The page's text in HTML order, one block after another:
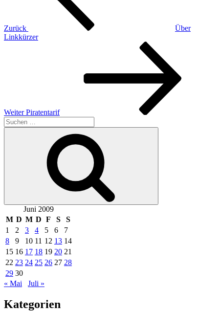
Zurück
Über
Linkkürzer
Weiter Piratentarif
Suchen
nach:
Juni 2009
M D M D F S
S
1
2 3 4 5 6
7
8
9 10 11 12 13 14
15 16 17 18 19 20 21
22 23 24 25 26 27 28
29 30
« Mai
Juli »
Kategorien